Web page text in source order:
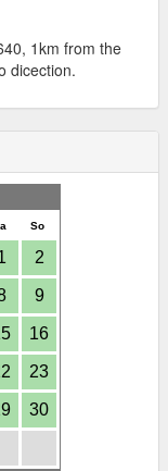
1km from the
dicection.
So
2
9
16
23
30